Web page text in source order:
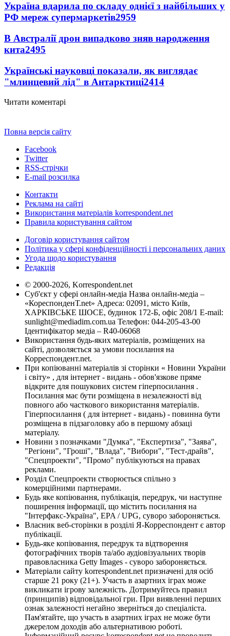
Україна вдарила по складу однієї з найбільших у
РФ мереж супермаркетів2959
В Австралії дрон випадково зняв народження
кита2495
Українські науковці показали, як виглядає
"млинцевий лід" в Антарктиці2414
Читати коментарі
Повна версія сайту
Facebook
Twitter
RSS-стрічки
E-mail розсилка
Контакти
Реклама на сайті
Використання матеріалів korrespondent.net
Правила користування сайтом
Договір користування сайтом
Політика у сфері конфіденційності і персональних даних
Угода щодо користування
Редакція
© 2000-2026, Korrespondent.net
Суб'єкт у сфері онлайн-медіа Назва онлайн-медіа –
«КореспонденТ.net» Адреса: 02091, місто Київ,
ХАРКІВСЬКЕ ШОСЕ, будинок 172-Б, офіс 208/1 E-mail:
sunlight@mediadim.com.ua Телефон: 044-205-43-00
Ідентифікатор медіа – R40-06068
Використання будь-яких матеріалів, розміщених на
сайті, дозволяється за умови посилання на
Корреспондент.net.
При копіюванні матеріалів зі сторінки « Новини України
і світу» , для інтернет - видань - обов'язкове пряме
відкрите для пошукових систем гіперпосилання .
Посилання має бути розміщена в незалежності від
повного або часткового використання матеріалів.
Гіперпосилання ( для інтернет - видань) - повинна бути
розміщена в підзаголовку або в першому абзаці
матеріалу.
Новини з позначками "Думка", "Експертиза", "Заява",
"Регіони", "Гроші", "Влада", "Вибори", "Тест-драйв",
"Спецпроекти", "Промо" публікуються на правах
реклами.
Розділ Спецпроекти створюється спільно з
комерційними партнерами.
Будь яке копіювання, публікація, передрук, чи наступне
поширення інформації, що містить посилання на
"Інтерфакс-Україна", EPA / UPG, суворо забороняється.
Власник веб-сторінки в розділі Я-Корреспондент є автор
публікації.
Будь-яке копіювання, передрук та відтворення
фотографічних творів та/або аудіовізуальних творів
правовласника Getty Images - суворо забороняється.
Матеріали сайту korrespondent.net призначені для осіб
старше 21 року (21+). Участь в азартних іграх може
викликати ігрову залежність. Дотримуйтесь правил
(принципів) відповідальної гри. При виявленні перших
ознак залежності негайно зверніться до спеціаліста.
Пам'ятайте, що участь в азартних іграх не може бути
джерелом доходів або альтернативою роботі.